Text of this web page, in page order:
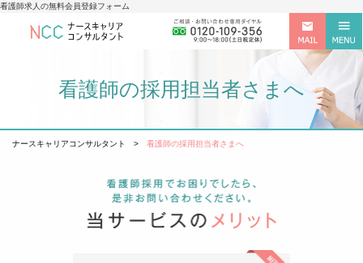
看護師求人の無料会員登録フォーム
看護師の採用担当者さまへ
ナースキャリアコンサルタント > 看護師の採用担当者さまへ